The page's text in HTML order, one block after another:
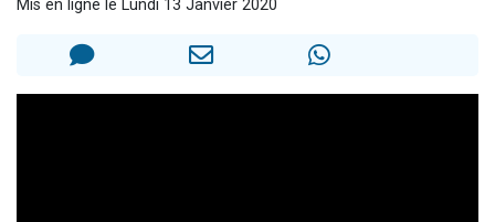
30 personnes viennent de faire un don pour Sauvez la jambe de Yohan
Mis en ligne le Lundi 13 Janvier 2020